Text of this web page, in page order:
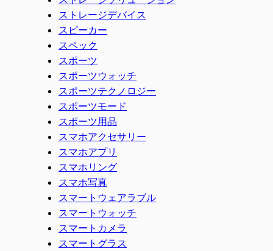
ストレージデバイス
スピーカー
スペック
スポーツ
スポーツウォッチ
スポーツテクノロジー
スポーツモード
スポーツ用品
スマホアクセサリー
スマホアプリ
スマホリング
スマホ写真
スマートウェアラブル
スマートウォッチ
スマートカメラ
スマートグラス